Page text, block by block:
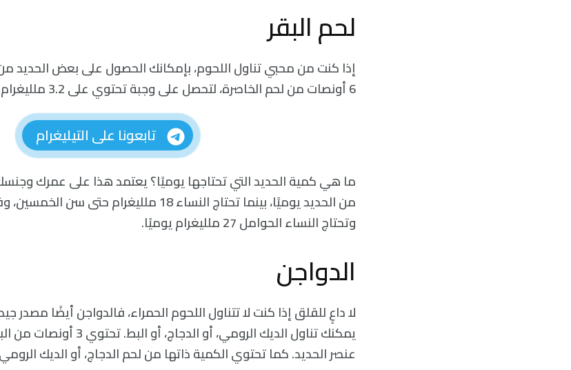
لحم البقر
إذا كنت من محبي تناول اللحوم، بإمكانك الحصول على بعض الحديد
6 أونصات من لحم الخاصرة، لتحصل على وجبة تحتوي على 3.2 ملليغرام من هذا المعدن المهم.
تابعونا على التيليغرام
وتحتاج النساء الحوامل 27 ملليغرام يوميًا.
الدواجن
لا داعٍ للقلق إذا كنت لا تتناول اللحوم الحمراء، فالدواجن أيضًا مصدر
عنصر الحديد. كما تحتوي الكمية ذاتها من لحم الدجاج، أو الديك الرومي على 1 ملليغرام من